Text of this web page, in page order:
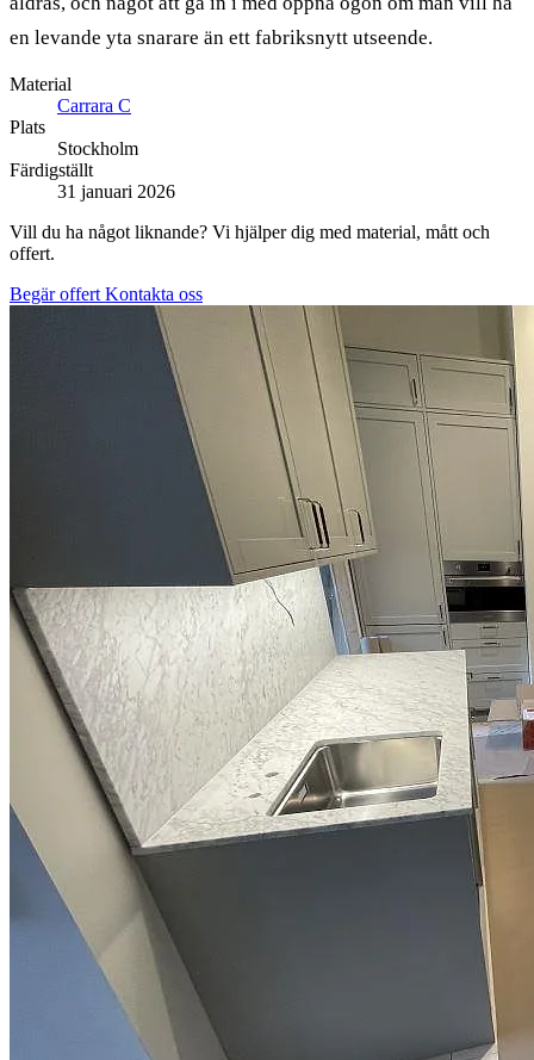
en levande yta snarare än ett fabriksnytt utseende.
Material
Carrara C
Plats
Stockholm
Färdigställt
31 januari 2026
Vill du ha något liknande? Vi hjälper dig med material, mått och
offert.
Begär offert Kontakta oss